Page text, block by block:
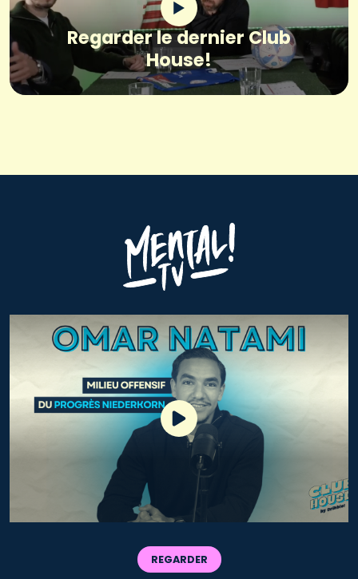
Regarder le dernier Club
House!
REGARDER